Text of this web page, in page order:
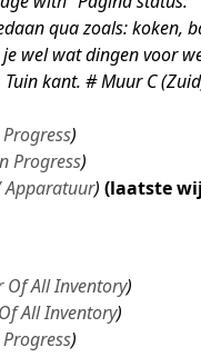
qua zoals: koken,
wel wat dingen voor
kant. # Muur C
Progress
Apparatuur
laatste
Of All Inventory
All Inventory